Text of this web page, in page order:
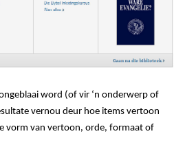
word (of vir ‘n onderwerp of
vernou deur hoe items vertoon
vorm van vertoon, orde, formaat of